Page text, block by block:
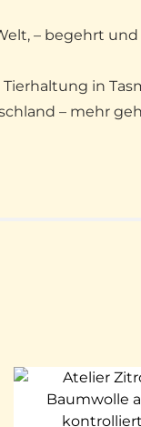
– begehrt und
in
– mehr